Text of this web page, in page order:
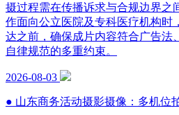
摄过程需在传播诉求与合规边界之
作面向公立医院及专科医疗机构时
达之前，确保成片内容符合广告法
自律规范的多重约束。
2026-08-03
● 山东商务活动摄影摄像：多机位